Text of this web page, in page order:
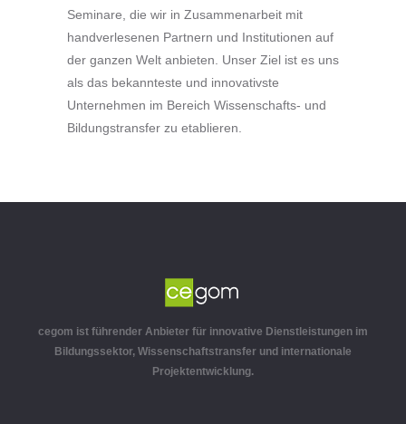
Seminare, die wir in Zusammenarbeit mit
handverlesenen Partnern und Institutionen auf
der ganzen Welt anbieten. Unser Ziel ist es uns
als das bekannteste und innovativste
Unternehmen im Bereich Wissenschafts- und
Bildungstransfer zu etablieren.
cegom ist führender Anbieter für innovative Dienstleistungen im
Bildungssektor, Wissenschaftstransfer und internationale
Projektentwicklung.